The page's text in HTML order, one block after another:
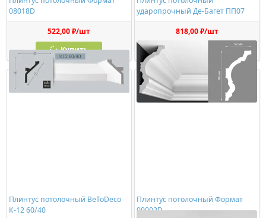
08018D
522,00 ₽/шт
Купить
ударопрочный Де-Багет ПП07
818,00 ₽/шт
Плинтус потолочный BelloDeco
К-12 60/40
Плинтус потолочный Формат
09002D